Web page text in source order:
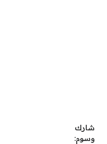
شارك
وسوم: